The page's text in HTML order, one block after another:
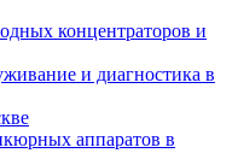
концентраторов и
и диагностика в
аппаратов в